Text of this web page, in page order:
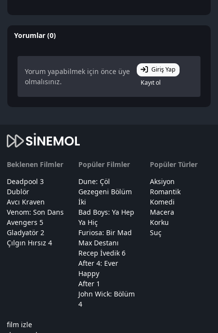
Yorumlar (0)
Yorum yapabilmek için önce üye
olmalısınız.
Giriş Yap
Kayıt ol
Beklenen Filmler
Deadpool 3
Dublör
Avcı Kraven
Venom: Son Dans
Avengers 5
Gladyatör 2
Çılgın Hırsız 4
Popüler Filmler
Dune: Çöl
Gezegeni Bölüm
İki
Bad Boys: Ya Hep
Ya Hiç
Furiosa: Bir Mad
Max Destanı
Recep İvedik 6
After 4: Ever
Happy
After 1
John Wick: Bölüm
4
Popüler Türler
Aksiyon
Romantik
Komedi
Macera
Korku
Suç
film izle